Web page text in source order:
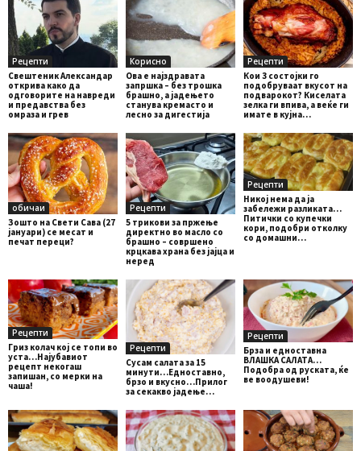
Рецепти
Свештеник Александар
открива како да
одговорите на навреди
и предавства без
омраза и грев
Корисно
Ова е најздравата
запршка – без трошка
брашно, а јадењето
станува кремасто и
лесно за дигестија
Рецепти
Кои 3 состојки го
подобруваат вкусот на
подварокот? Киселата
зелка ги впива, а веќе ги
имате в кујна…
обичаи
Зошто на Свети Сава (27
јануари) се месат и
печат переци?
Рецепти
5 трикови за пржење
директно во масло со
брашно – совршено
крцкава храна без јајца и
неред
Рецепти
Никој нема да ја
забележи разликата…
Питички со купечки
кори, подобри отколку
со домашни…
Рецепти
Гриз колач кој се топи во
уста…Најубавиот
рецепт некогаш
запишан, со мерки на
чаша!
Рецепти
Сусам салата за 15
минути…Едноставно,
брзо и вкусно…Прилог
за секакво јадење…
Рецепти
Брза и едноставна
ВЛАШКА САЛАТА…
Подобра од руската, ќе
ве воодушеви!